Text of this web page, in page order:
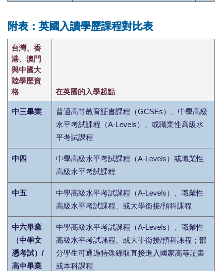
附表：英國入讀學歷課程對比表
台灣、香
港、澳門
與中國大
陸學歷資
格
在英國的入學起點
中三畢業
普通高等教育証書課程（GCSEs）、中學高級
水平考試課程（A-Levels）、或職業性高級水
平考試課程
中四
中學高級水平考試課程（A-Levels）或職業性
高級水平考試課程
中五
中學高級水平考試課程（A-Levels）、職業性
高級水平考試課程、或大學銜接/預科課程
中六畢業
（中學文
憑考試）/
高中畢業
中學高級水平考試課程（A-Levels）、職業性
高級水平考試課程、或大學銜接/預科課程；部
分學生可通過特殊錄取直接進入國家高等証書
或本科課程